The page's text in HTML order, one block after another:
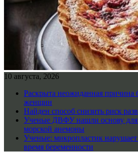
10 августа, 2026
Раскрыта неожиданная причина
женщин
Найден способ снизить риск
Ученые ДВФУ нашли основу для
морской анемоны
Ученые: микропластик
время беременности